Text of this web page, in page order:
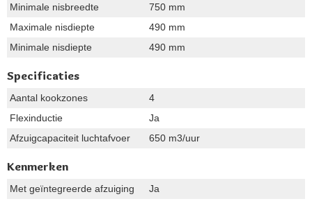
Minimale nisbreedte
750 mm
Maximale nisdiepte
490 mm
Minimale nisdiepte
490 mm
Specificaties
Aantal kookzones
4
Flexinductie
Ja
Afzuigcapaciteit luchtafvoer
650 m3/uur
Kenmerken
Met geïntegreerde afzuiging Ja